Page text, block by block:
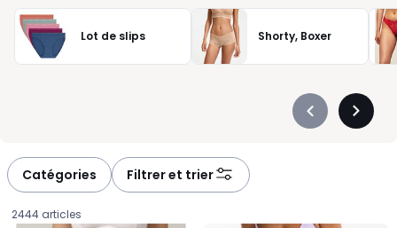
Lot de slips Shorty, Boxer
Précédent
Catégories Filtrer et trier
2444 articles